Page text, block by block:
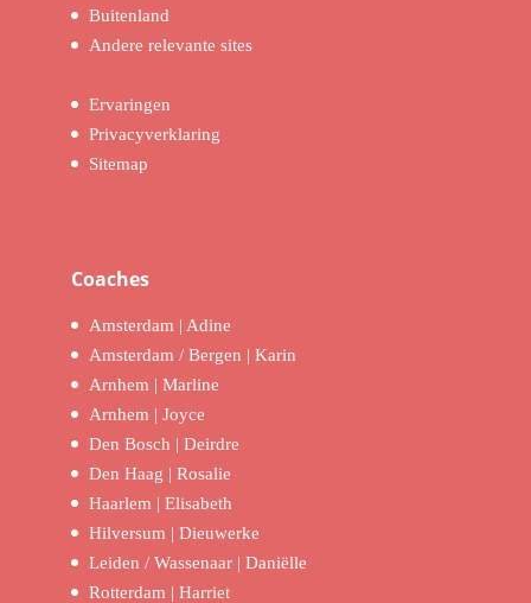
Buitenland
Andere relevante sites
Ervaringen
Privacyverklaring
Sitemap
Coaches
Amsterdam | Adine
Amsterdam / Bergen | Karin
Arnhem | Marline
Arnhem | Joyce
Den Bosch | Deirdre
Den Haag | Rosalie
Haarlem | Elisabeth
Hilversum | Dieuwerke
Leiden / Wassenaar | Daniëlle
Rotterdam | Harriet